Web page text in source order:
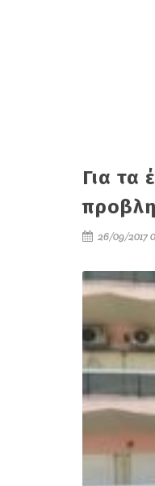
Για τα
26/09/2017